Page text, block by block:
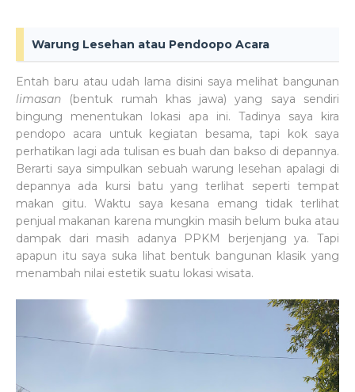
Warung Lesehan atau Pendoopo Acara
Entah baru atau udah lama disini saya melihat bangunan
limasan (bentuk rumah khas jawa) yang saya sendiri
bingung menentukan lokasi apa ini. Tadinya saya kira
pendopo acara untuk kegiatan besama, tapi kok saya
perhatikan lagi ada tulisan es buah dan bakso di depannya.
Berarti saya simpulkan sebuah warung lesehan apalagi di
depannya ada kursi batu yang terlihat seperti tempat
makan gitu. Waktu saya kesana emang tidak terlihat
penjual makanan karena mungkin masih belum buka atau
dampak dari masih adanya PPKM berjenjang ya. Tapi
apapun itu saya suka lihat bentuk bangunan klasik yang
menambah nilai estetik suatu lokasi wisata.